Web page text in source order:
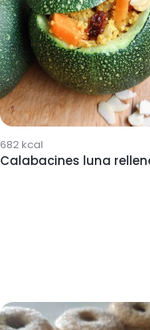
682kcal
Calabacines luna